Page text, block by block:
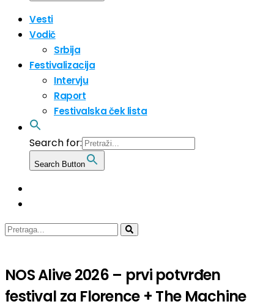
Vesti
Vodič
Srbija
Festivalizacija
Intervju
Raport
Festivalska ček lista
Search for:
Search Button
NOS Alive 2026 – prvi potvrđen
festival za Florence + The Machine